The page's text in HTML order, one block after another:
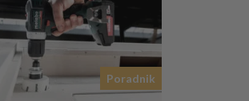
Poradnik